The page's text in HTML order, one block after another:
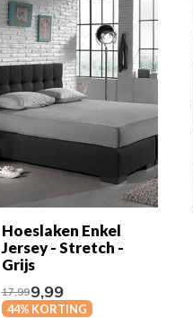
Hoeslaken Enkel
Jersey - Stretch -
Grijs
17,999,99
44% KORTING